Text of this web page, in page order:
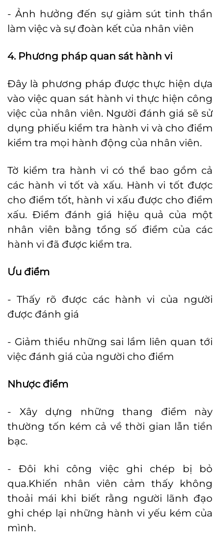
- Ảnh hưởng đến sự giảm sút tinh thần
làm việc và sự đoàn kết của nhân viên
4. Phương pháp quan sát hành vi
Đây là phương pháp được thực hiện dựa
vào việc quan sát hành vi thực hiện công
việc của nhân viên. Người đánh giá sẽ sử
dụng phiếu kiểm tra hành vi và cho điểm
kiểm tra mọi hành động của nhân viên.
Tờ kiểm tra hành vi có thể bao gồm cả
các hành vi tốt và xấu. Hành vi tốt được
cho điểm tốt, hành vi xấu được cho điểm
xấu. Điểm đánh giá hiệu quả của một
nhân viên bằng tổng số điểm của các
hành vi đã được kiểm tra.
Ưu điểm
- Thấy rõ được các hành vi của người
được đánh giá
- Giảm thiểu những sai lầm liên quan tới
việc đánh giá của người cho điểm
Nhược điểm
- Xây dựng những thang điểm này
thường tốn kém cả về thời gian lẫn tiền
bạc.
- Đôi khi công việc ghi chép bị bỏ
qua.Khiến nhân viên cảm thấy không
thoải mái khi biết rằng người lãnh đạo
ghi chép lại những hành vi yếu kém của
mình.